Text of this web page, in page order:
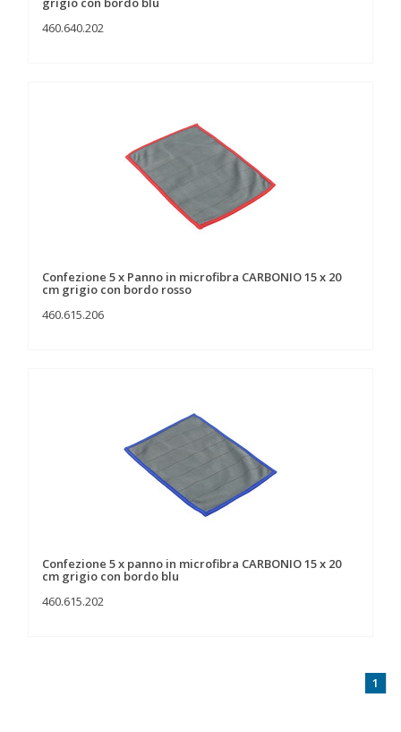
460.640.202
Confezione 5 x Panno in microfibra CARBONIO 15 x 20
cm grigio con bordo rosso
460.615.206
Confezione 5 x panno in microfibra CARBONIO 15 x 20
cm grigio con bordo blu
460.615.202
1